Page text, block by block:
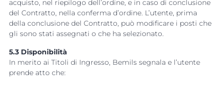
acquisto, nel riepilogo dell’ordine, e in caso di conclusione
del Contratto, nella conferma d’ordine. L’utente, prima
della conclusione del Contratto, può modificare i posti che
gli sono stati assegnati o che ha selezionato.
5.3 Disponibilità
In merito ai Titoli di Ingresso, Bemils segnala e l’utente
prende atto che: